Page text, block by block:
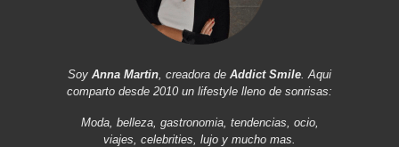
Soy Anna Martin, creadora de Addict Smile. Aqui
comparto desde 2010 un lifestyle lleno de sonrisas:
Moda, belleza, gastronomia, tendencias, ocio,
viajes, celebrities, lujo y mucho mas.